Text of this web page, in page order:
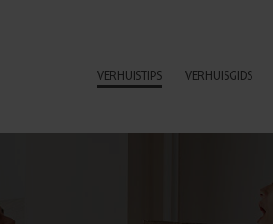
VERHUISTIPS VERHUISGIDS